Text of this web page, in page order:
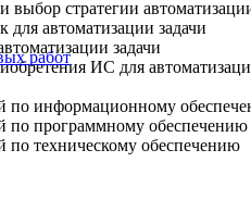
работ
и выбор стратегии
автоматизации задачи
задачи
ИС для
по информационному
по программному обеспечению
техническому обеспечению